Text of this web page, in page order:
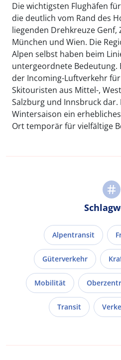
Die wichtigsten Flughäfen
die deutlich vom Rand des
liegenden Drehkreuze Genf,
München und Wien. Die
Alpen selbst haben beim
untergeordnete Bedeutung.
der Incoming-Luftverkehr
Skitouristen aus Mittel-,
Salzburg und Innsbruck
Wintersaison ein
Ort temporär für vielfältige
Alpentransit
Güterverkehr
Mobilität
Transit